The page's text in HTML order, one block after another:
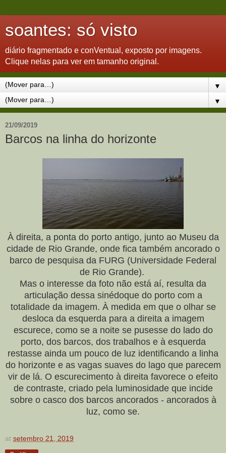
soantes: só visto
diário fragmentado e conVentual, exposto por imagens.
Clique nelas para ver em tamanho original.
▼
▼
21/09/2019
Barcos na linha do horizonte
À direita, a ponta do porto antigo, junto ao Museu da
cidade de Rio Grande, onde fica também ancorado o
barco de pesquisa da FURG (Universidade Federal
de Rio Grande).
Mas o interesse da foto não está aí, resulta da
articulação dessa sinédoque do porto com a
totalidade da imagem. À medida em que o olhar se
desloca da esquerda para a direita a imagem
escurece, como se a noite se pusesse do lado do
porto, dos barcos, dos trabalhos e à esquerda
restasse ainda um pouco de luz identificando a linha
do horizonte e as vagas suaves do lago que parecem
vir de lá. O escurecimento à direita favorece o efeito
de contraste, criado pela luminosidade que incide
sobre o casco dos barcos ancorados - ancorados à
luz, como se.
at setembro 21, 2019